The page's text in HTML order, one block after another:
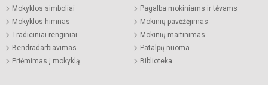
Mokyklos simboliai
Mokyklos himnas
Tradiciniai renginiai
Bendradarbiavimas
Priėmimas į mokyklą
Pagalba mokiniams ir tėvams
Mokinių pavėžėjimas
Mokinių maitinimas
Patalpų nuoma
Biblioteka